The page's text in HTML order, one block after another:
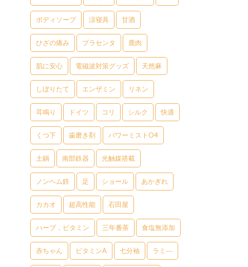
ボディソープ 涼寝具 甘酒
ひざの痛み プラセンタ 鹿肉
肌に安心 電磁波対策グッズ 天然麻
しぼりたて エンザミン リネン
耳鳴り ドイツ コリ シルク 快適
くつ下 歯磨き剤 パワーミストO4
土鍋 南部鉄器 光触媒搭載
ノンヘム鉄 足 ショール あかぎれ
カカオ 超高性能 石田屋
ハーブ，ビタミン 三年番茶 食塩無添加
赤ちゃん ビタミンA 七分袖 ラミ―